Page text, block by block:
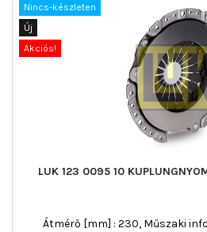
Nincs-készleten
Új
Akciós!
LUK 123 0095 10
Átmérő [mm] : 230, Műszaki